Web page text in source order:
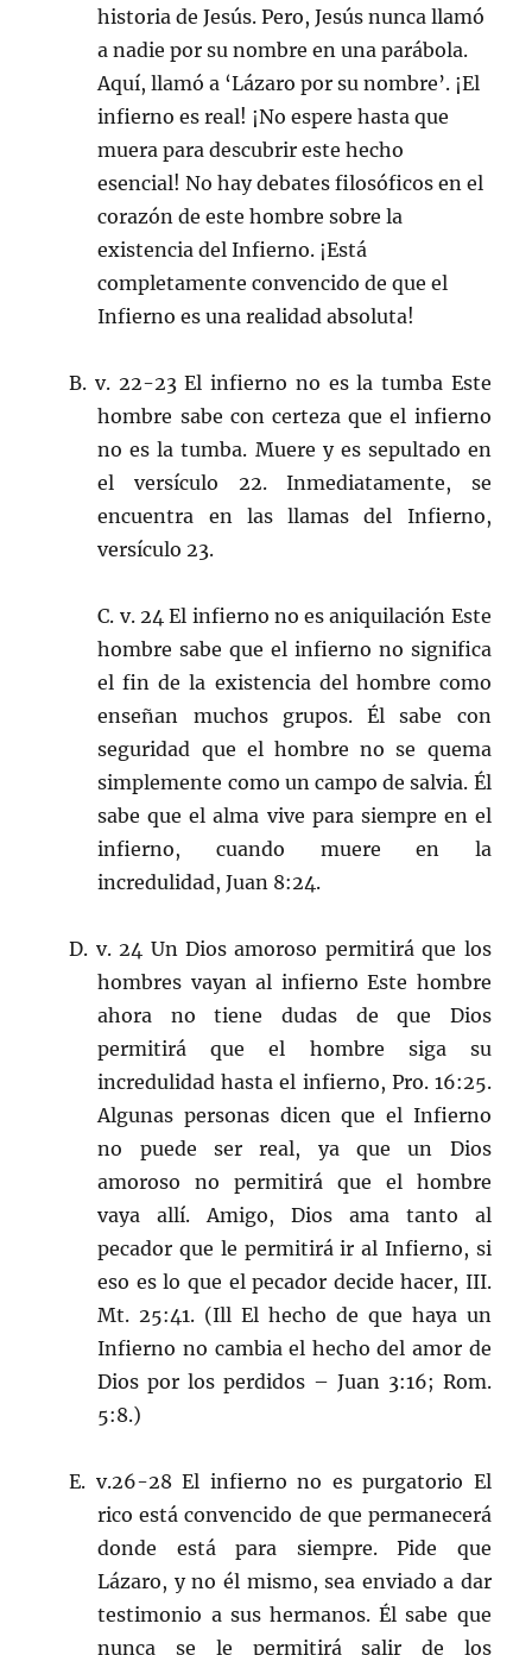
historia de Jesús. Pero, Jesús nunca llamó
a nadie por su nombre en una parábola.
Aquí, llamó a ‘Lázaro por su nombre’. ¡El
infierno es real! ¡No espere hasta que
muera para descubrir este hecho
esencial! No hay debates filosóficos en el
corazón de este hombre sobre la
existencia del Infierno. ¡Está
completamente convencido de que el
Infierno es una realidad absoluta!
B. v. 22-23 El infierno no es la tumba Este
hombre sabe con certeza que el infierno
no es la tumba. Muere y es sepultado en
el versículo 22. Inmediatamente, se
encuentra en las llamas del Infierno,
versículo 23.
C. v. 24 El infierno no es aniquilación Este
hombre sabe que el infierno no significa
el fin de la existencia del hombre como
enseñan muchos grupos. Él sabe con
seguridad que el hombre no se quema
simplemente como un campo de salvia. Él
sabe que el alma vive para siempre en el
infierno, cuando muere en la
incredulidad, Juan 8:24.
D. v. 24 Un Dios amoroso permitirá que los
hombres vayan al infierno Este hombre
ahora no tiene dudas de que Dios
permitirá que el hombre siga su
incredulidad hasta el infierno, Pro. 16:25.
Algunas personas dicen que el Infierno
no puede ser real, ya que un Dios
amoroso no permitirá que el hombre
vaya allí. Amigo, Dios ama tanto al
pecador que le permitirá ir al Infierno, si
eso es lo que el pecador decide hacer, III.
Mt. 25:41. (Ill El hecho de que haya un
Infierno no cambia el hecho del amor de
Dios por los perdidos – Juan 3:16; Rom.
5:8.)
E. v.26-28 El infierno no es purgatorio El
rico está convencido de que permanecerá
donde está para siempre. Pide que
Lázaro, y no él mismo, sea enviado a dar
testimonio a sus hermanos. Él sabe que
nunca se le permitirá salir de los